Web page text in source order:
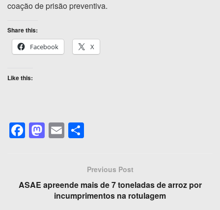
coação de prisão preventiva.
Share this:
Facebook
X
Like this:
F
a
e
b
M
a
o
d
E
m
ar
ePrevious Post
ASAE apreende mais de 7 toneladas de arroz por
incumprimentos na rotulagem